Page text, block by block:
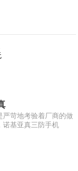
严苛地考验着厂商的做
诺基亚真三防手机